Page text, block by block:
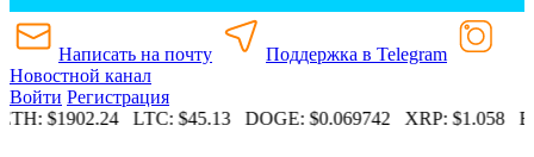
Написать на почту
Поддержка в Telegram
Новостной канал
Войти Регистрация
$1902.24 LTC:$45.13 DOGE:$0.069742 XRP:$1.058